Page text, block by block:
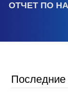
ОТЧЕТ ПО
Последние